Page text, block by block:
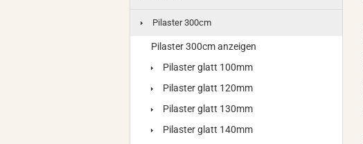
Pilaster 300cm
Pilaster 300cm anzeigen
Pilaster glatt 100mm
Pilaster glatt 120mm
Pilaster glatt 130mm
Pilaster glatt 140mm